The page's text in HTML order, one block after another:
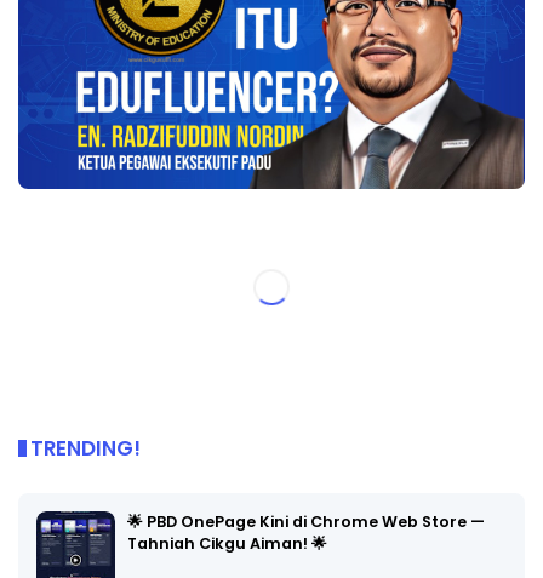
TRENDING!
🌟 PBD OnePage Kini di Chrome Web Store —
Tahniah Cikgu Aiman! 🌟